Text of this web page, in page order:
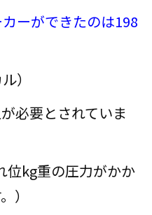
ーができたのは198
）
必要とされていま
位kg重の圧力がかか
）